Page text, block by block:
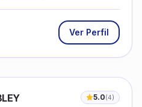
Ver Perfil
5.0(4)